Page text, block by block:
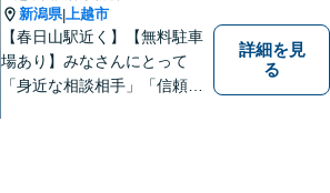
新潟県|上越市
【春日山駅近く】【無料駐車
場あり】みなさんにとって
「身近な相談相手」「信頼で
詳細を見
る